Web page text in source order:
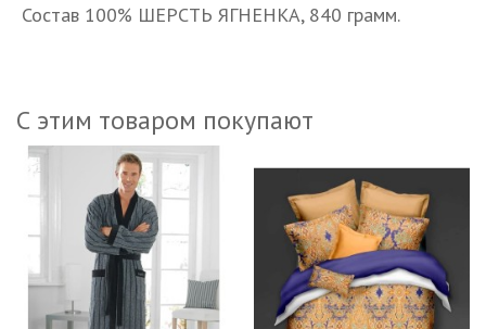
Состав 100% ШЕРСТЬ ЯГНЕНКА, 840 грамм.
С этим товаром покупают